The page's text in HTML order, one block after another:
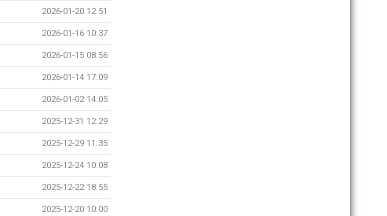
2026-01-20 12:51
2026-01-16 10:37
2026-01-15 08:56
2026-01-14 17:09
2026-01-02 14:05
2025-12-31 12:29
2025-12-29 11:35
2025-12-24 10:08
2025-12-22 18:55
2025-12-20 10:00